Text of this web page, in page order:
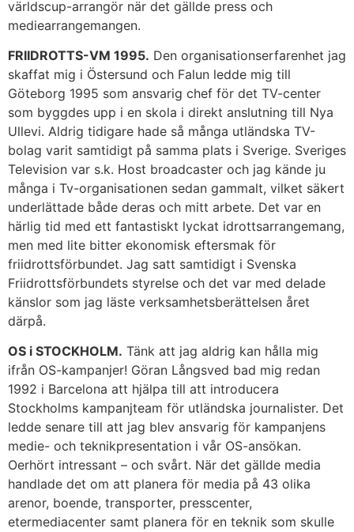
världscup-arrangör när det gällde press och
mediearrangemangen.
FRIIDROTTS-VM 1995. Den organisationserfarenhet jag
skaffat mig i Östersund och Falun ledde mig till
Göteborg 1995 som ansvarig chef för det TV-center
som byggdes upp i en skola i direkt anslutning till Nya
Ullevi. Aldrig tidigare hade så många utländska TV-
bolag varit samtidigt på samma plats i Sverige. Sveriges
Television var s.k. Host broadcaster och jag kände ju
många i Tv-organisationen sedan gammalt, vilket säkert
underlättade både deras och mitt arbete. Det var en
härlig tid med ett fantastiskt lyckat idrottsarrangemang,
men med lite bitter ekonomisk eftersmak för
friidrottsförbundet. Jag satt samtidigt i Svenska
Friidrottsförbundets styrelse och det var med delade
känslor som jag läste verksamhetsberättelsen året
därpå.
OS i STOCKHOLM. Tänk att jag aldrig kan hålla mig
ifrån OS-kampanjer! Göran Långsved bad mig redan
1992 i Barcelona att hjälpa till att introducera
Stockholms kampanjteam för utländska journalister. Det
ledde senare till att jag blev ansvarig för kampanjens
medie- och teknikpresentation i vår OS-ansökan.
Oerhört intressant – och svårt. När det gällde media
handlade det om att planera för media på 43 olika
arenor, boende, transporter, presscenter,
etermediacenter samt planera för en teknik som skulle